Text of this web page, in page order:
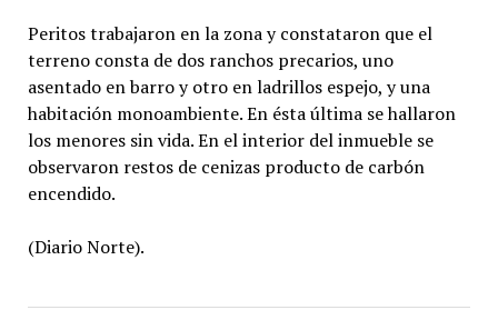
Peritos trabajaron en la zona y constataron que el
terreno consta de dos ranchos precarios, uno
asentado en barro y otro en ladrillos espejo, y una
habitación monoambiente. En ésta última se hallaron
los menores sin vida. En el interior del inmueble se
observaron restos de cenizas producto de carbón
encendido.
(Diario Norte).